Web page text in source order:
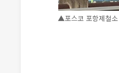
▲포스코 포항제철